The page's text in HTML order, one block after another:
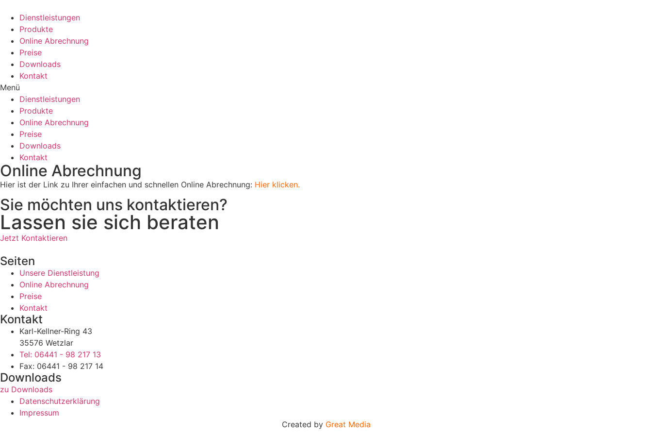
Dienstleistungen
Produkte
Online Abrechnung
Preise
Downloads
Kontakt
Menü
Dienstleistungen
Produkte
Online Abrechnung
Preise
Downloads
Kontakt
Online Abrechnung
Hier ist der Link zu Ihrer einfachen und schnellen Online Abrechnung: Hier klicken.
Sie möchten uns kontaktieren?
Lassen sie sich beraten
Jetzt Kontaktieren
Seiten
Unsere Dienstleistung
Online Abrechnung
Preise
Kontakt
Kontakt
Karl-Kellner-Ring 43
35576 Wetzlar
Tel: 06441 - 98 217 13
Fax: 06441 - 98 217 14
Downloads
zu Downloads
Datenschutzerklärung
Impressum
Created by Great Media